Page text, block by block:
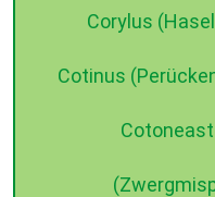
Corylus
Cotinus